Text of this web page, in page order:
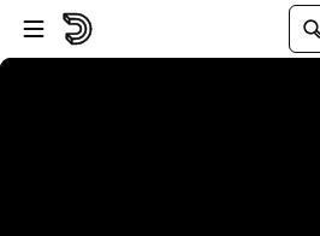
プレイヤーにスキップ
メインコンテンツにスキップ